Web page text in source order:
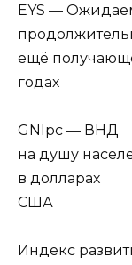
EYS —
ещё
годах
GNIpc — ВНД
на душу
в долларах
США
Индекс